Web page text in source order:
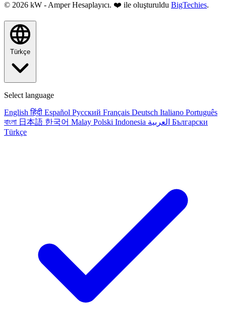
© 2026 kW - Amper Hesaplayıcı. ❤️ ile oluşturuldu BigTechies.
Türkçe
Select language
English हिंदी Español Русский Français Deutsch Italiano Português
বাংলা 日本語 한국어 Malay Polski Indonesia العربية Български
Türkçe